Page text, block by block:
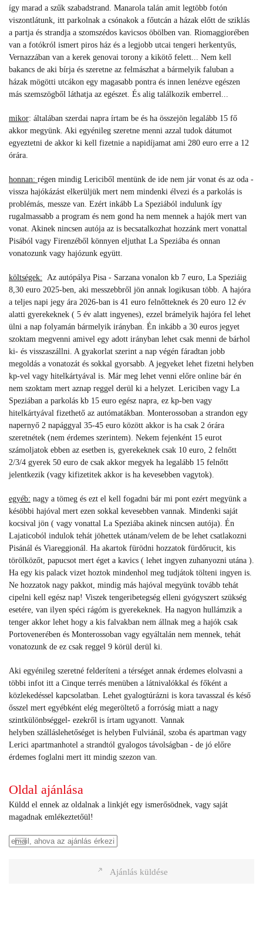
így marad a szűk szabadstrand. Manarola talán amit legtöbb fotón
viszontlátunk, itt parkolnak a csónakok a főutcán a házak előtt de sziklás
a partja és strandja a szomszédos kavicsos öbölben van. Riomaggiorében
van a fotókról ismert piros ház és a legjobb utcai tengeri herkentyűs,
Vernazzában van a kerek genovai torony a kikötő felett... Nem kell
bakancs de aki bírja és szeretne az felmászhat a bármelyik faluban a
házak mögötti utcákon egy magasabb pontra és innen lenézve egészen
más szemszögből láthatja az egészet. És alig találkozik emberrel...
mikor: általában szerdai napra írtam be és ha összejön legalább 15 fő
akkor megyünk. Aki egyénileg szeretne menni azzal tudok dátumot
egyeztetni de akkor ki kell fizetnie a napidíjamat ami 280 euro erre a 12
órára.
honnan: régen mindig Lericiből mentünk de ide nem jár vonat és az oda -
vissza hajókázást elkerüljük mert nem mindenki élvezi és a parkolás is
problémás, messze van. Ezért inkább La Speziából indulunk így
rugalmassabb a program és nem gond ha nem mennek a hajók mert van
vonat. Akinek nincsen autója az is becsatalkozhat hozzánk mert vonattal
Pisából vagy Firenzéből könnyen eljuthat La Speziába és onnan
vonatozunk vagy hajózunk együtt.
költségek: Az autópálya Pisa - Sarzana vonalon kb 7 euro, La Speziáig
8,30 euro 2025-ben, aki messzebbről jön annak logikusan több. A hajóra
a teljes napi jegy ára 2026-ban is 41 euro felnőtteknek és 20 euro 12 év
alatti gyerekeknek ( 5 év alatt ingyenes), ezzel brámelyik hajóra fel lehet
ülni a nap folyamán bármelyik irányban. Én inkább a 30 euros jegyet
szoktam megvenni amivel egy adott irányban lehet csak menni de bárhol
ki- és visszaszállni. A gyakorlat szerint a nap végén fáradtan jobb
megoldás a vonatozát és sokkal gyorsabb. A jegyeket lehet fizetni helyben
kp-vel vagy hitelkártyával is. Már meg lehet venni előre online bár én
nem szoktam mert aznap reggel derül ki a helyzet. Lericiben vagy La
Speziában a parkolás kb 15 euro egész napra, ez kp-ben vagy
hitelkártyával fizethető az autómatákban. Monterossoban a strandon egy
napernyő 2 napággyal 35-45 euro között akkor is ha csak 2 órára
szeretnétek (nem érdemes szerintem). Nekem fejenként 15 eurot
számoljatok ebben az esetben is, gyerekeknek csak 10 euro, 2 felnőtt
2/3/4 gyerek 50 euro de csak akkor megyek ha legalább 15 felnőtt
jelentkezik (vagy kifizetitek akkor is ha kevesebben vagytok).
egyéb: nagy a tömeg és ezt el kell fogadni bár mi pont ezért megyünk a
késöbbi hajóval mert ezen sokkal kevesebben vannak. Mindenki saját
kocsival jön ( vagy vonattal La Speziába akinek nincsen autója). Én
Lajaticoból indulok tehát jöhettek utánam/velem de be lehet csatlakozni
Pisánál és Viareggionál. Ha akartok fürödni hozzatok fürdőrucit, kis
törölközőt, papucsot mert éget a kavics ( lehet ingyen zuhanyozni utána ).
Ha egy kis palack vizet hoztok mindenhol meg tudjátok tölteni ingyen is.
Ne hozzatok nagy pakkot, mindig más hajóval megyünk tovább tehát
cipelni kell egész nap! Viszek tengeribetegség elleni gyógyszert szükség
esetére, van ilyen spéci rágóm is gyerekeknek. Ha nagyon hullámzik a
tenger akkor lehet hogy a kis falvakban nem állnak meg a hajók csak
Portovenerében és Monterossoban vagy egyáltalán nem mennek, tehát
vonatozunk de ez csak reggel 9 körül derül ki.
Aki egyénileg szeretné felderíteni a térséget annak érdemes elolvasni a
többi infot itt a Cinque terrés menüben a látnivalókkal és főként a
közlekedéssel kapcsolatban. Lehet gyalogtúrázni is kora tavasszal és késő
ősszel mert egyébként elég megeröltető a forróság miatt a nagy
szintkülönbséggel- ezekről is írtam ugyanott. Vannak
helyben szálláslehetőséget is helyben Fulviánál, szoba és apartman vagy
Lerici apartmanhotel a strandtól gyalogos távolságban - de jó előre
érdemes foglalni mert itt mindig szezon van.
Oldal ajánlása
Küldd el ennek az oldalnak a linkjét egy ismerősödnek, vagy saját
magadnak emlékeztetőül!
Ajánlás küldése